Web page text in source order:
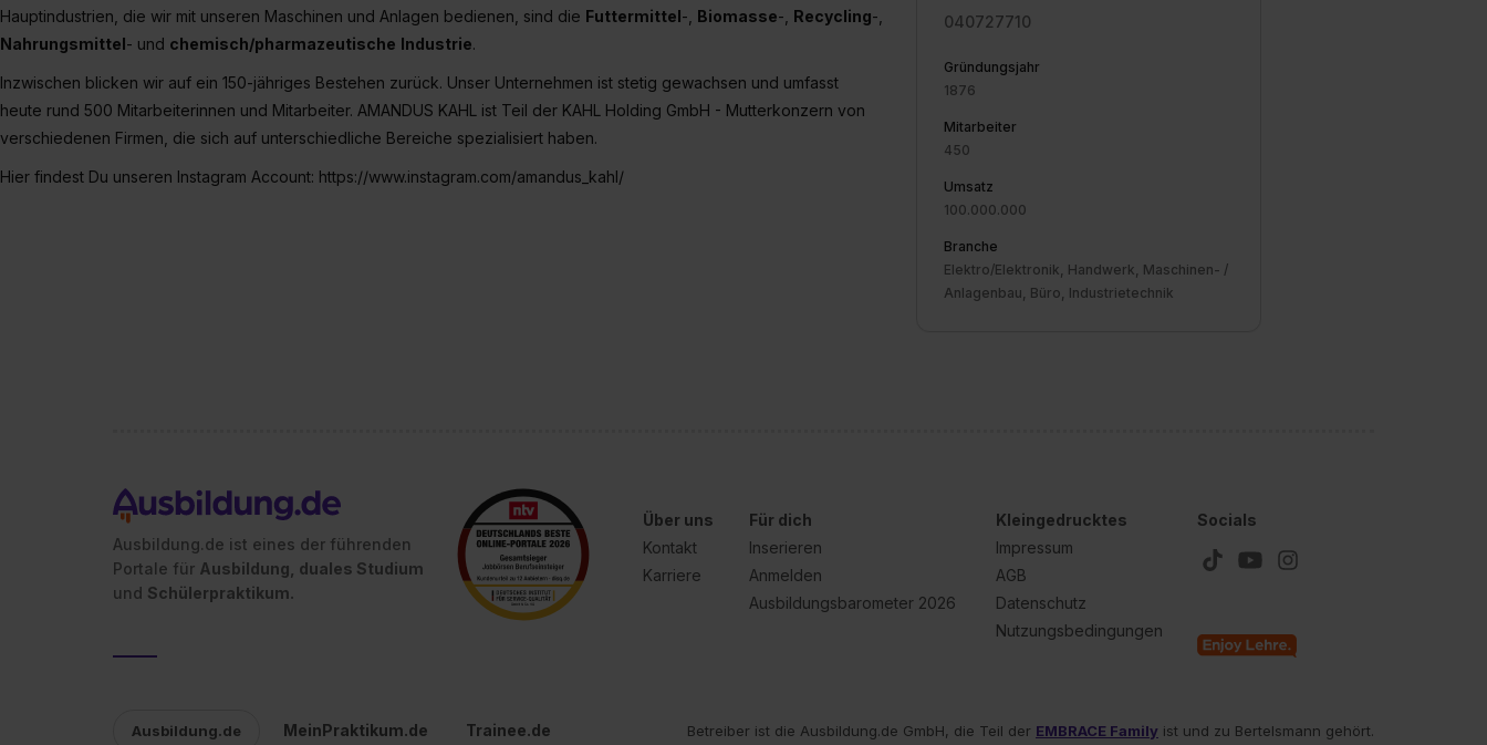
040727710
Gründungsjahr
1876
Mitarbeiter
450
Umsatz
100.000.000
Branche
Elektro/Elektronik, Handwerk, Maschinen- /
Anlagenbau, Büro, Industrietechnik
Hauptindustrien, die wir mit unseren Maschinen und Anlagen bedienen, sind die Futtermittel-, Biomasse-, Recycling-,
Nahrungsmittel- und chemisch/pharmazeutische Industrie.
Inzwischen blicken wir auf ein 150-jähriges Bestehen zurück. Unser Unternehmen ist stetig gewachsen und umfasst
heute rund 500 Mitarbeiterinnen und Mitarbeiter. AMANDUS KAHL ist Teil der KAHL Holding GmbH - Mutterkonzern von
verschiedenen Firmen, die sich auf unterschiedliche Bereiche spezialisiert haben.
Hier findest Du unseren Instagram Account: https://www.instagram.com/amandus_kahl/
Ausbildung.de ist eines der führenden
Portale für Ausbildung, duales Studium
und Schülerpraktikum.
Über uns
Kontakt
Karriere
Für dich
Inserieren
Anmelden
Ausbildungsbarometer 2026
Kleingedrucktes
Impressum
AGB
Datenschutz
Nutzungsbedingungen
Socials
Ausbildung.de MeinPraktikum.de Trainee.de Betreiber ist die Ausbildung.de GmbH, die Teil der EMBRACE Family ist und zu Bertelsmann gehört.